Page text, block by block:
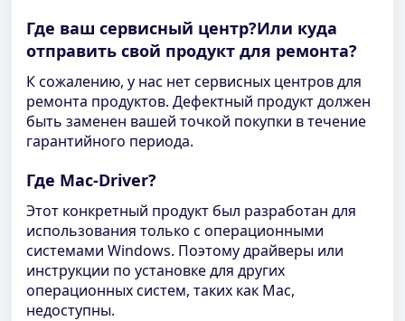
Где ваш сервисный центр?Или куда
отправить свой продукт для ремонта?
К сожалению, у нас нет сервисных центров для
ремонта продуктов. Дефектный продукт должен
быть заменен вашей точкой покупки в течение
гарантийного периода.
Где Mac-Driver?
Этот конкретный продукт был разработан для
использования только с операционными
системами Windows. Поэтому драйверы или
инструкции по установке для других
операционных систем, таких как Mac,
недоступны.